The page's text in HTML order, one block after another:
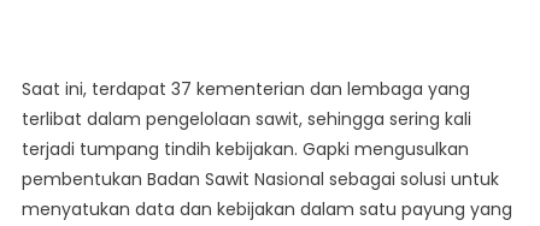
Saat ini, terdapat 37 kementerian dan lembaga yang
terlibat dalam pengelolaan sawit, sehingga sering kali
terjadi tumpang tindih kebijakan. Gapki mengusulkan
pembentukan Badan Sawit Nasional sebagai solusi untuk
menyatukan data dan kebijakan dalam satu payung yang